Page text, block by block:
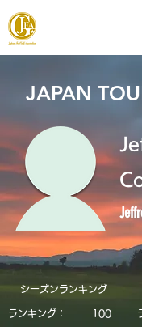
JAPAN
シーズンランキング
ランキング：
​100